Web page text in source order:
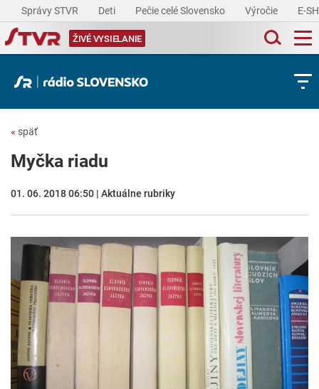
Správy STVR Deti Pečie celé Slovensko Výročie E-
ŽIVÉ VYSIELANIE
« späť
Myčka riadu
01. 06. 2018 06:50 | Aktuálne rubriky